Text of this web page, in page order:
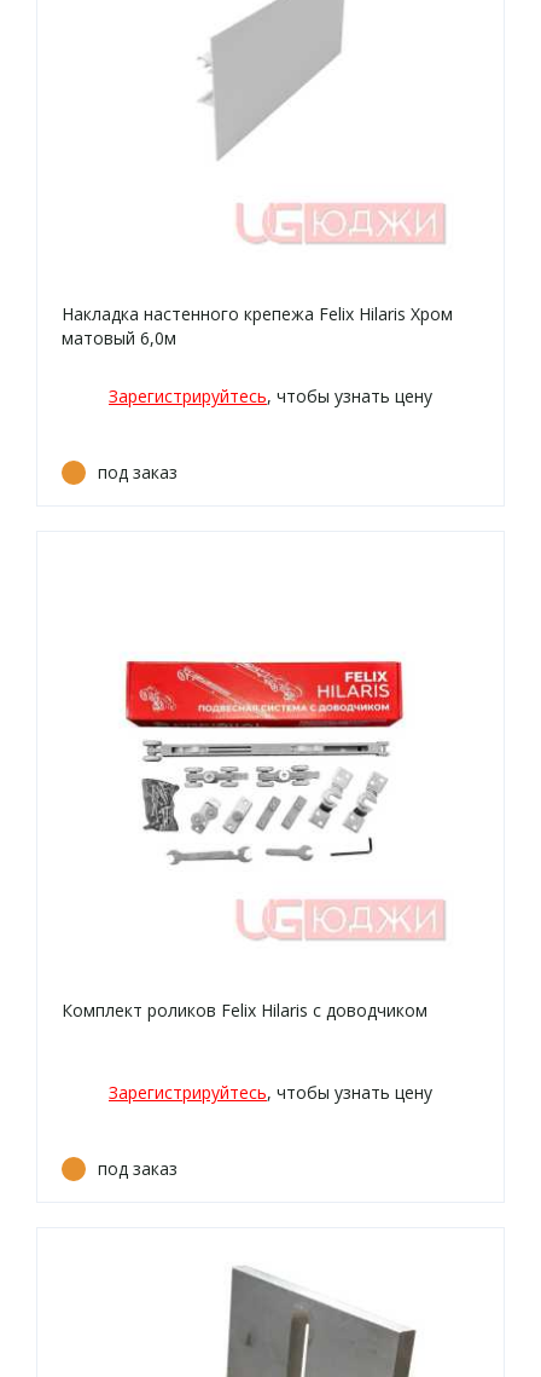
Накладка настенного крепежа Felix Hilaris Хром
матовый 6,0м
Зарегистрируйтесь, чтобы узнать цену
под заказ
Комплект роликов Felix Hilaris с доводчиком
Зарегистрируйтесь, чтобы узнать цену
под заказ